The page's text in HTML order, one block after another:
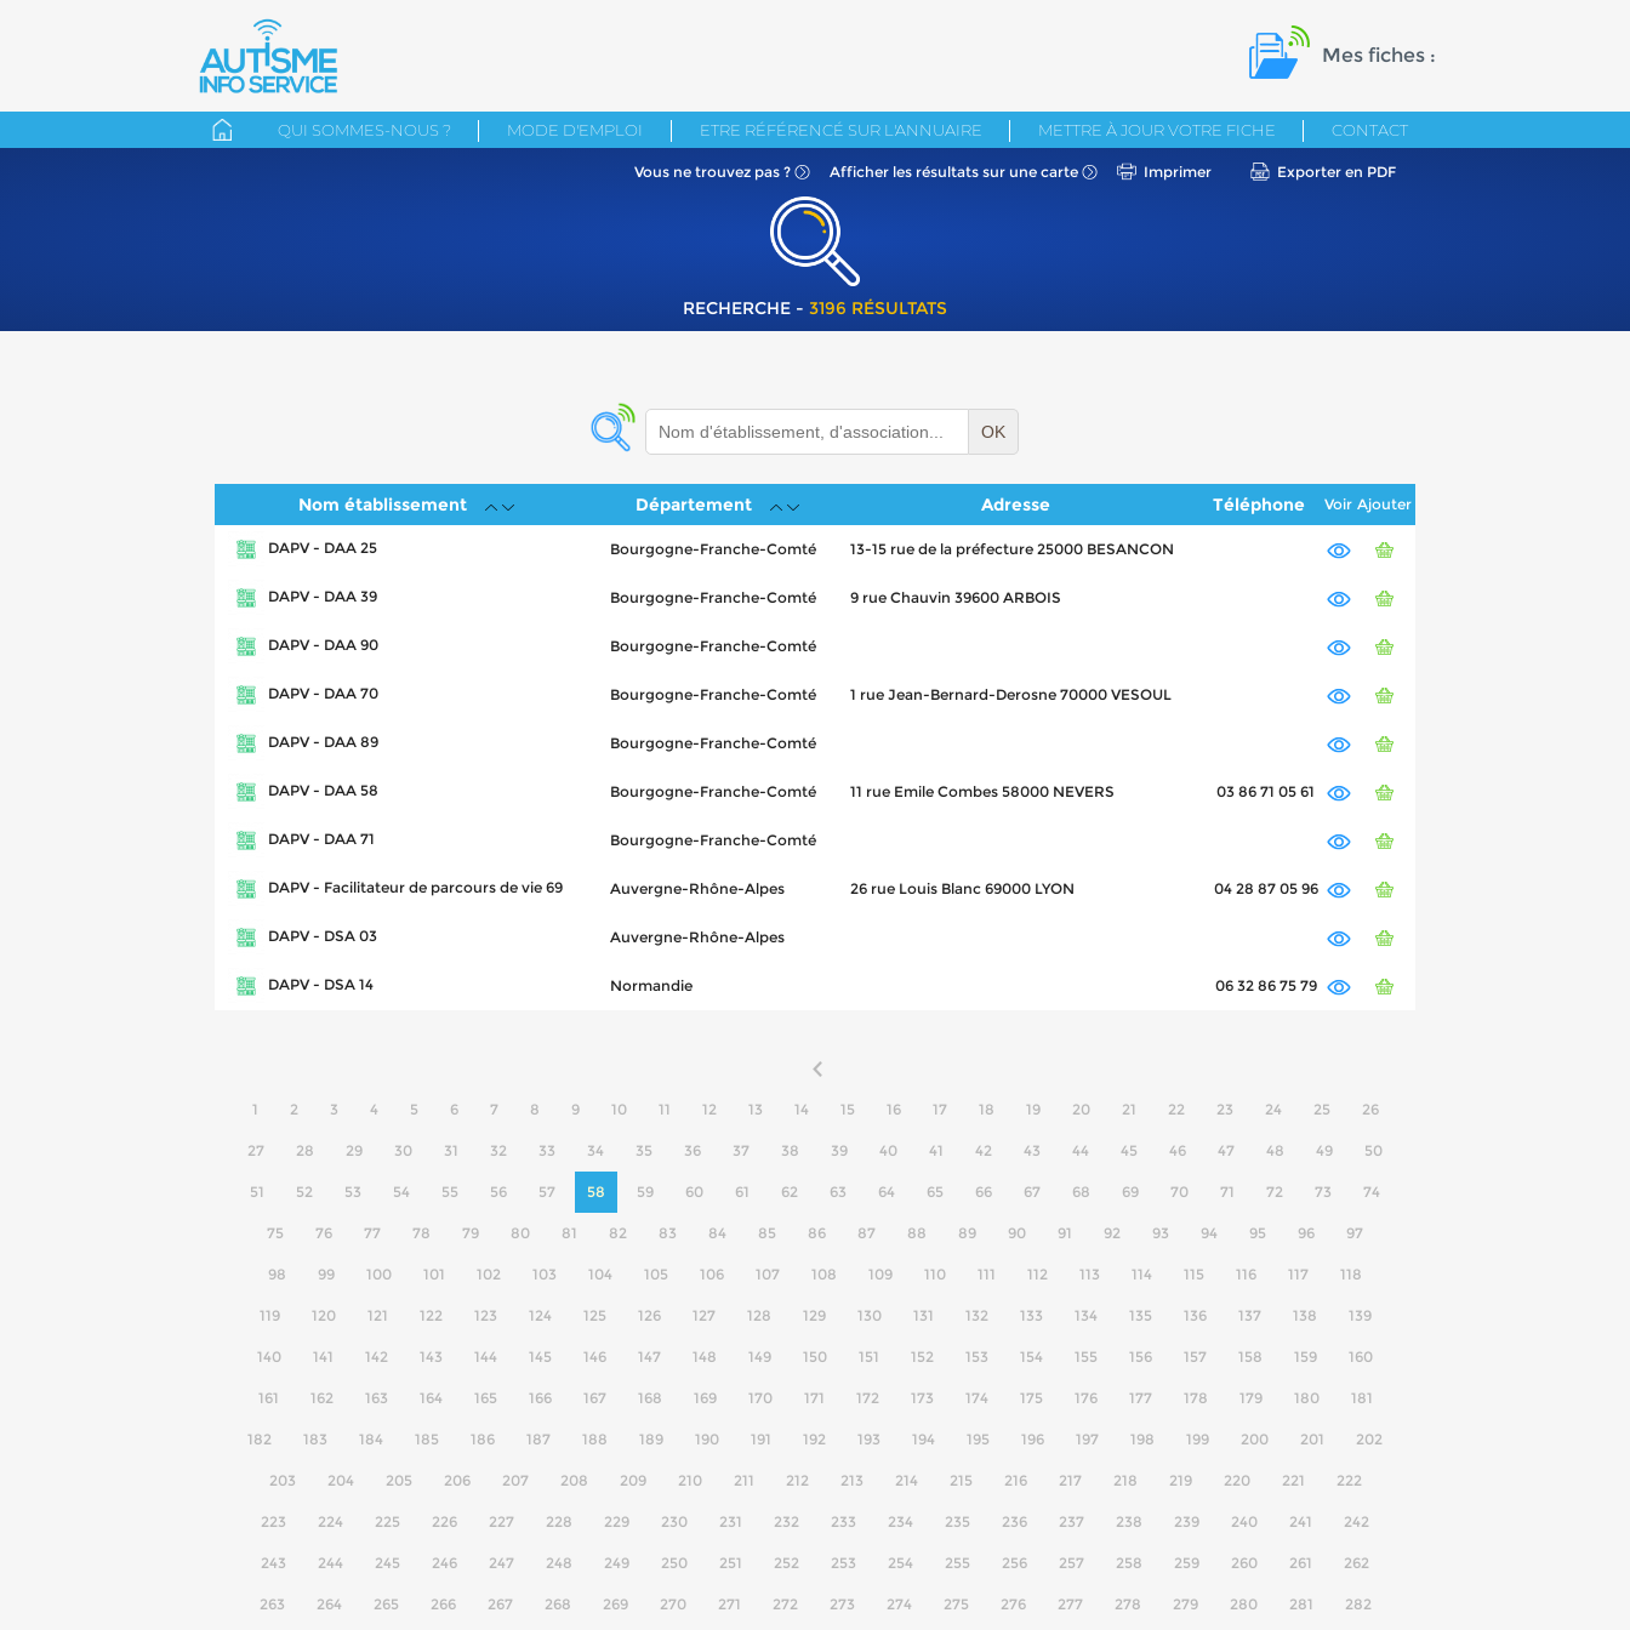
Mes fiches :
QUI SOMMES-NOUS ? MODE D'EMPLOI ETRE RÉFÉRENCÉ SUR L'ANNUAIRE METTRE À JOUR VOTRE FICHE CONTACT
Vous ne trouvez pas ? Afficher les résultats sur une carte Imprimer Exporter en PDF
RECHERCHE - 3196 RÉSULTATS
OK
Nom établissement Département Adresse Téléphone Voir Ajouter
DAPV - DAA 25 Bourgogne-Franche-Comté 13-15 rue de la préfecture 25000 BESANCON
DAPV - DAA 39 Bourgogne-Franche-Comté 9 rue Chauvin 39600 ARBOIS
DAPV - DAA 90 Bourgogne-Franche-Comté
DAPV - DAA 70 Bourgogne-Franche-Comté 1 rue Jean-Bernard-Derosne 70000 VESOUL
DAPV - DAA 89 Bourgogne-Franche-Comté
DAPV - DAA 58 Bourgogne-Franche-Comté 11 rue Emile Combes 58000 NEVERS 03 86 71 05 61
DAPV - DAA 71 Bourgogne-Franche-Comté
DAPV - Facilitateur de parcours de vie 69 Auvergne-Rhône-Alpes 26 rue Louis Blanc 69000 LYON 04 28 87 05 96
DAPV - DSA 03 Auvergne-Rhône-Alpes
DAPV - DSA 14 Normandie 06 32 86 75 79
1 2 3 4 5 6 7 8 9 10 11 12 13 14 15 16 17 18 19 20 21 22 23 24 25 26
27 28 29 30 31 32 33 34 35 36 37 38 39 40 41 42 43 44 45 46 47 48 49 50
51 52 53 54 55 56 57 58 59 60 61 62 63 64 65 66 67 68 69 70 71 72 73 74
75 76 77 78 79 80 81 82 83 84 85 86 87 88 89 90 91 92 93 94 95 96 97
98 99 100 101 102 103 104 105 106 107 108 109 110 111 112 113 114 115 116 117 118
119 120 121 122 123 124 125 126 127 128 129 130 131 132 133 134 135 136 137 138 139
140 141 142 143 144 145 146 147 148 149 150 151 152 153 154 155 156 157 158 159 160
161 162 163 164 165 166 167 168 169 170 171 172 173 174 175 176 177 178 179 180 181
182 183 184 185 186 187 188 189 190 191 192 193 194 195 196 197 198 199 200 201 202
203 204 205 206 207 208 209 210 211 212 213 214 215 216 217 218 219 220 221 222
223 224 225 226 227 228 229 230 231 232 233 234 235 236 237 238 239 240 241 242
243 244 245 246 247 248 249 250 251 252 253 254 255 256 257 258 259 260 261 262
263 264 265 266 267 268 269 270 271 272 273 274 275 276 277 278 279 280 281 282